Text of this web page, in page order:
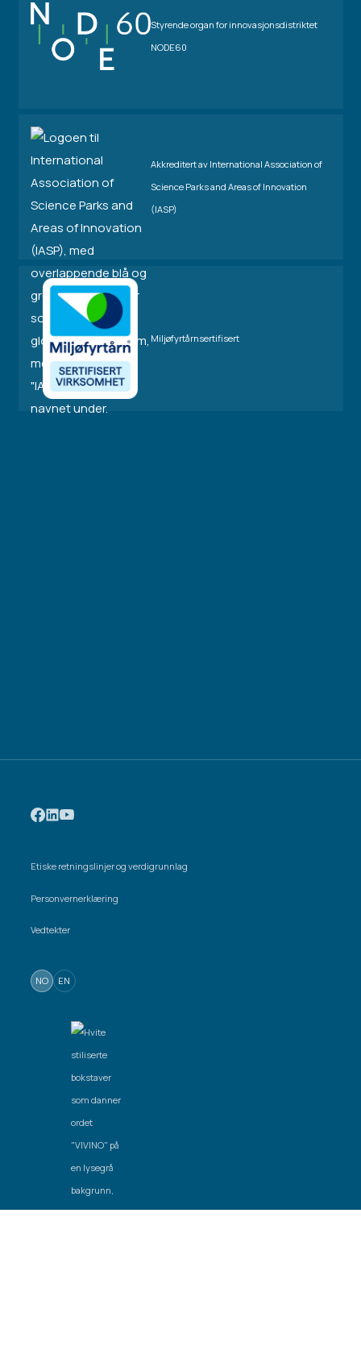
Styrende organ for innovasjonsdistriktet
NODE60
Akkreditert av International Association of
Science Parks and Areas of Innovation
(IASP)
Miljøfyrtårnsertifisert
Etiske retningslinjer og verdigrunnlag
Personvernerklæring
Vedtekter
NO EN